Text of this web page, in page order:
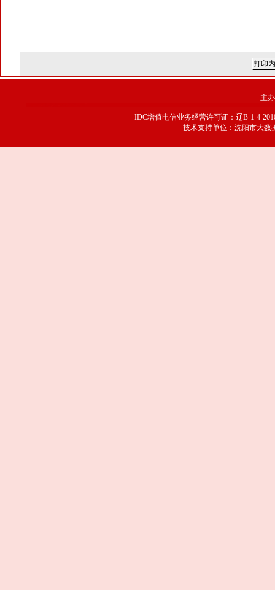
主
IDC增值电信业务经营许可证：辽B-1-4-
技术支持单位：沈阳市大数